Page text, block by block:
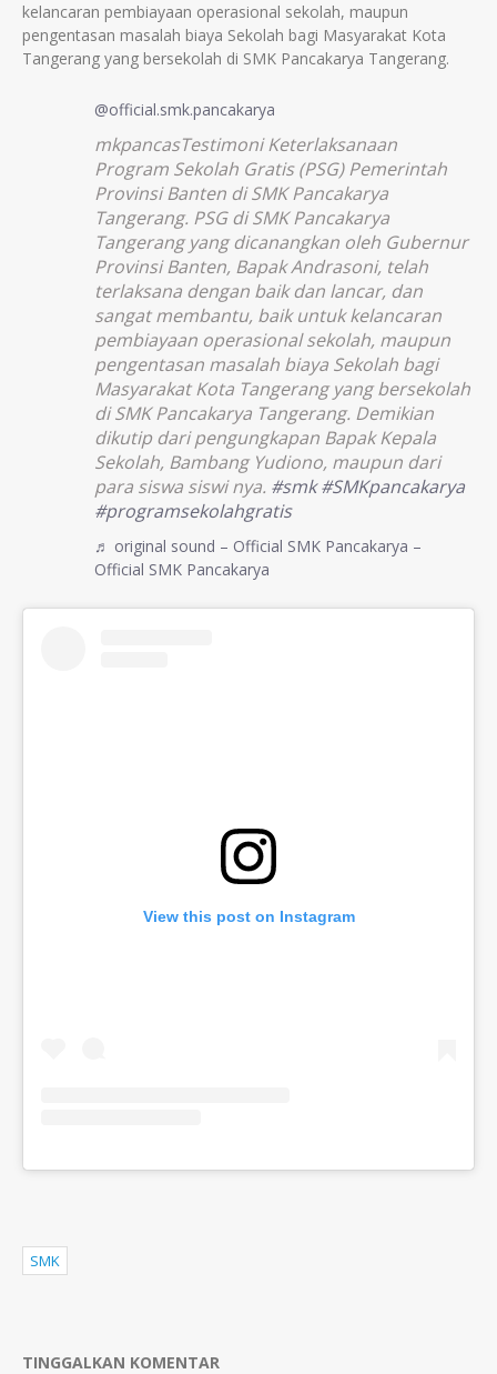
kelancaran pembiayaan operasional sekolah, maupun
pengentasan masalah biaya Sekolah bagi Masyarakat Kota
Tangerang yang bersekolah di SMK Pancakarya Tangerang.
@official.smk.pancakarya
mkpancasTestimoni Keterlaksanaan
Program Sekolah Gratis (PSG) Pemerintah
Provinsi Banten di SMK Pancakarya
Tangerang. PSG di SMK Pancakarya
Tangerang yang dicanangkan oleh Gubernur
Provinsi Banten, Bapak Andrasoni, telah
terlaksana dengan baik dan lancar, dan
sangat membantu, baik untuk kelancaran
pembiayaan operasional sekolah, maupun
pengentasan masalah biaya Sekolah bagi
Masyarakat Kota Tangerang yang bersekolah
di SMK Pancakarya Tangerang. Demikian
dikutip dari pengungkapan Bapak Kepala
Sekolah, Bambang Yudiono, maupun dari
para siswa siswi nya. #smk #SMKpancakarya
#programsekolahgratis
♬ original sound – Official SMK Pancakarya –
Official SMK Pancakarya
View this post on Instagram
SMK
TINGGALKAN KOMENTAR